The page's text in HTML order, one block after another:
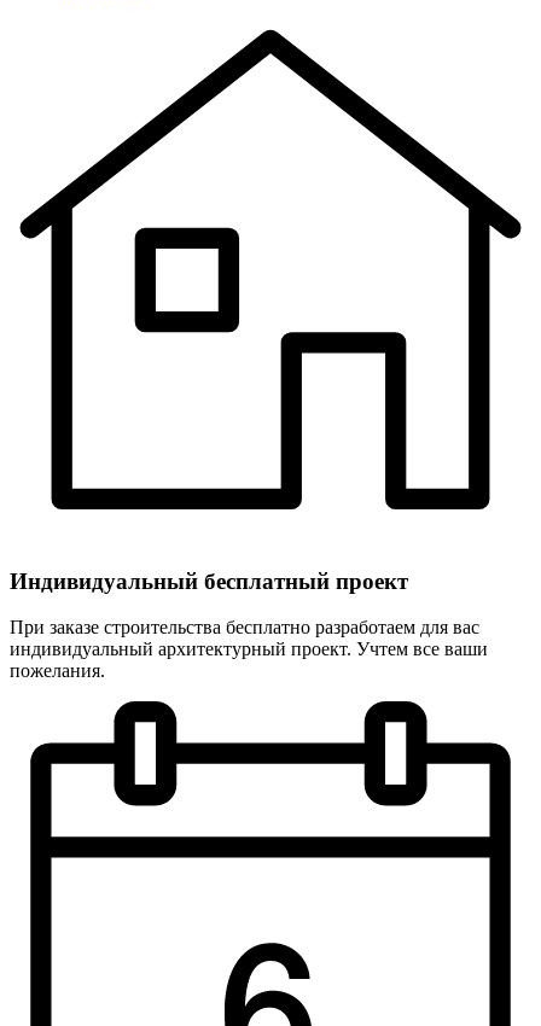
Индивидуальный бесплатный проект
При заказе строительства бесплатно разработаем для вас
индивидуальный архитектурный проект. Учтем все ваши
пожелания.